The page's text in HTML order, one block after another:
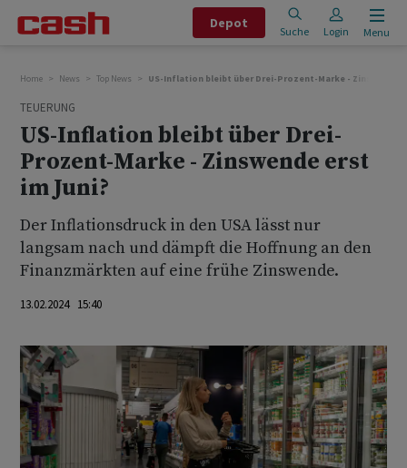
Depot
Suche Login Menu
Home News Top News US-Inflation bleibt über Drei-Prozent-Marke - Zinswende
TEUERUNG
US-Inflation bleibt über Drei-
Prozent-Marke - Zinswende erst
im Juni?
Der Inflationsdruck in den USA lässt nur
langsam nach und dämpft die Hoffnung an den
Finanzmärkten auf eine frühe Zinswende.
13.02.2024 15:40